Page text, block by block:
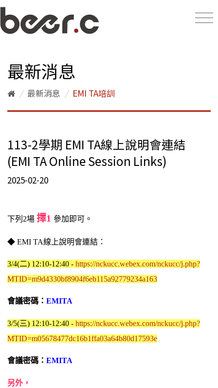
最新消息
/ 最新消息 / EMI TA培訓
113-2學期 EMI TA線上說明會連結
(EMI TA Online Session Links)
2025-02-20
下列2場 擇1 參加即可。
◆ EMI TA線上說明會連結：
3/4(二) 12:10-12:40 - https://nckucc.webex.com/nckucc/j.php?
MTID=m9d4330bf8904f6eb115a92779234a163
會議密碼： EMITA
3/5(三) 12:10-12:40 - https://nckucc.webex.com/nckucc/j.php?
MTID=m05678477dc16b1ffa03a64b80d17593e
會議密碼： EMITA
另外，